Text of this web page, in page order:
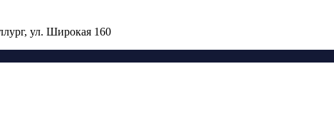
ул. Широкая 160